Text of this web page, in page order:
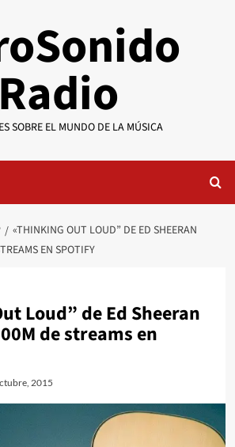
Radio
SOBRE EL MUNDO DE LA MÚSICA
«THINKING OUT LOUD” DE ED SHEERAN
EN SPOTIFY
Loud” de Ed Sheeran
de streams en
2015